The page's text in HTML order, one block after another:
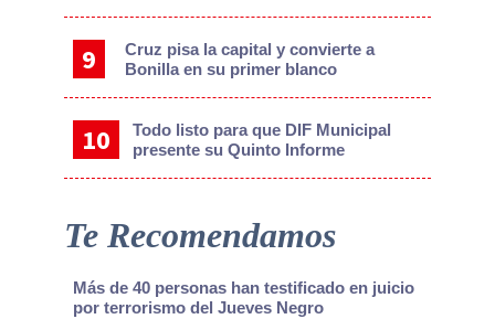
Cruz pisa la capital y convierte a
Bonilla en su primer blanco
Todo listo para que DIF Municipal
presente su Quinto Informe
Te Recomendamos
Más de 40 personas han testificado en juicio
por terrorismo del Jueves Negro